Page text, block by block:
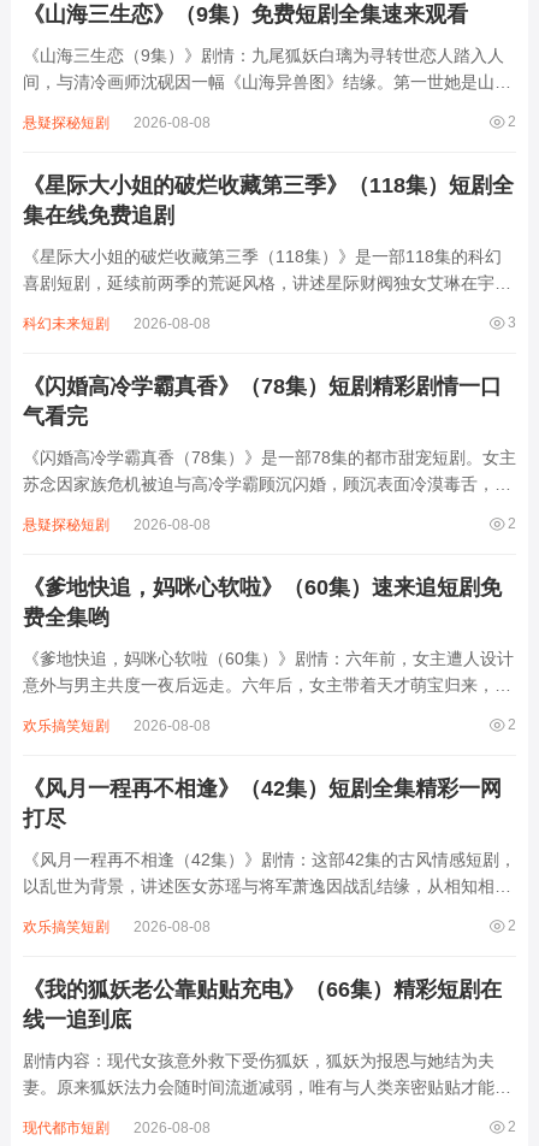
《山海三生恋》（9集）免费短剧全集速来观看
《山海三生恋（9集）》剧情：九尾狐妖白璃为寻转世恋人踏入人
间，与清冷画师沈砚因一幅《山海异兽图》结缘。第一世她是山间
战场将军，乱世中以命相护却阴阳相隔；第三世她以妖身入世，他
2
悬疑探秘短剧 2026-08-08
《星际大小姐的破烂收藏第三季》（118集）短剧全
集在线免费追剧
《星际大小姐的破烂收藏第三季（118集）》是一部118集的科幻
喜剧短剧，延续前两季的荒诞风格，讲述星际财阀独女艾琳在宇宙
将生锈机械、过期营养液甚至外星生物的排泄物视为珍宝，为此与
3
科幻未来短剧 2026-08-08
《闪婚高冷学霸真香》（78集）短剧精彩剧情一口
气看完
《闪婚高冷学霸真香（78集）》是一部78集的都市甜宠短剧。女主
苏念因家族危机被迫与高冷学霸顾沉闪婚，顾沉表面冷漠毒舌，实
苏念的“笨手笨脚”，一边默默帮她解决职场危机、智斗极品亲戚；
2
悬疑探秘短剧 2026-08-08
《爹地快追，妈咪心软啦》（60集）速来追短剧免
费全集哟
《爹地快追，妈咪心软啦（60集）》剧情：六年前，女主遭人设计
意外与男主共度一夜后远走。六年后，女主带着天才萌宝归来，萌
萌宝是自己的孩子，却对女主展开热烈追求，过程中误会不断，女
2
欢乐搞笑短剧 2026-08-08
《风月一程再不相逢》（42集）短剧全集精彩一网
打尽
《风月一程再不相逢（42集）》剧情：这部42集的古风情感短剧，
以乱世为背景，讲述医女苏瑶与将军萧逸因战乱结缘，从相知相守
毒，两人因身份与使命渐行渐远。权谋斗争、家族恩怨交织，最终
2
欢乐搞笑短剧 2026-08-08
《我的狐妖老公靠贴贴充电》（66集）精彩短剧在
线一追到底
剧情内容：现代女孩意外救下受伤狐妖，狐妖为报恩与她结为夫
妻。原来狐妖法力会随时间流逝减弱，唯有与人类亲密贴贴才能恢
动，狐妖则凭借可爱外表与温柔性格俘获女孩芳心。期间他们遭遇
2
现代都市短剧 2026-08-08